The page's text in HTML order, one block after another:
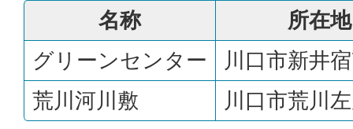
名称
所在地
グリーンセンター
川口市新井
荒川河川敷
川口市荒川